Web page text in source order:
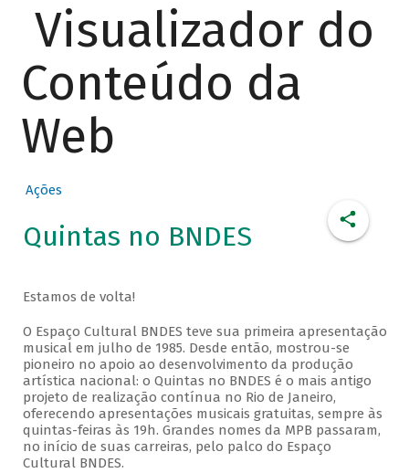
Visualizador do
Conteúdo da
Web
Ações
Quintas no BNDES
Estamos de volta!
O Espaço Cultural BNDES teve sua primeira apresentação
musical em julho de 1985. Desde então, mostrou-se
pioneiro no apoio ao desenvolvimento da produção
artística nacional: o Quintas no BNDES é o mais antigo
projeto de realização contínua no Rio de Janeiro,
oferecendo apresentações musicais gratuitas, sempre às
quintas-feiras às 19h. Grandes nomes da MPB passaram,
no início de suas carreiras, pelo palco do Espaço
Cultural BNDES.